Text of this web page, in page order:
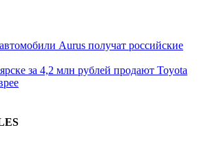
Aurus получат российские
за 4,2 млн рублей продают Toyota